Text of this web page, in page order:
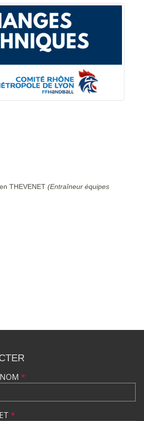
THEVENET (Entraîneur équipes
*
*